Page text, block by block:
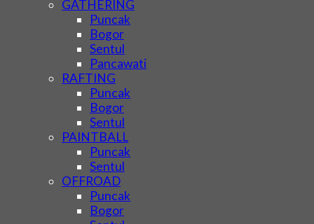
GATHERING
Puncak
Bogor
Sentul
Pancawati
RAFTING
Puncak
Bogor
Sentul
PAINTBALL
Puncak
Sentul
OFFROAD
Puncak
Bogor